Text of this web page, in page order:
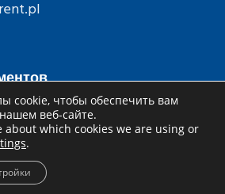
cookie, чтобы обеспечить вам
веб-сайте.
about which cookies we are using or
.